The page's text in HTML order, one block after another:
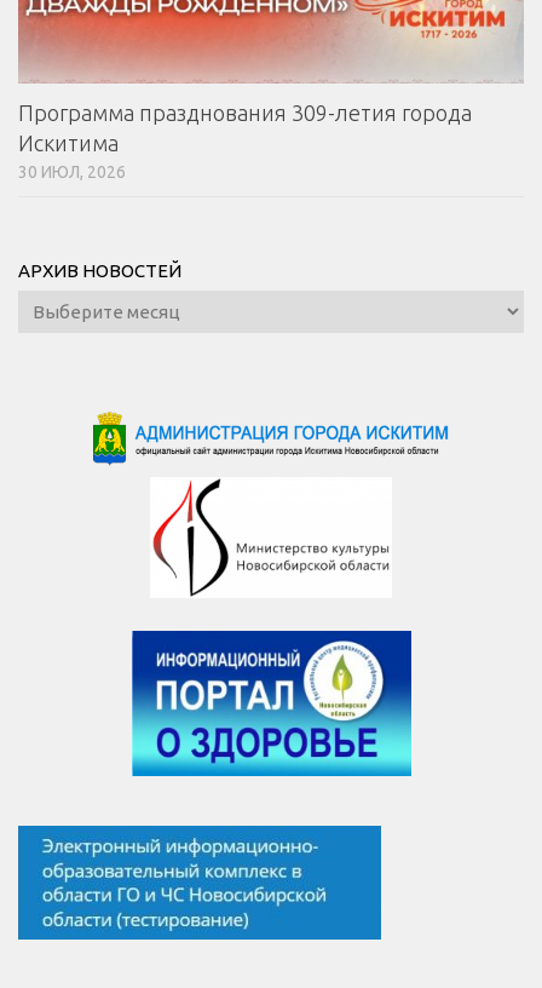
Программа празднования 309-летия города
Искитима
30 ИЮЛ, 2026
АРХИВ НОВОСТЕЙ
Архив
новостей